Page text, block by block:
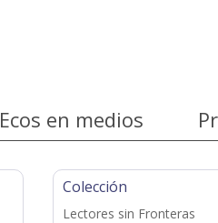
Ecos en medios
Colección
Lectores sin Fronteras